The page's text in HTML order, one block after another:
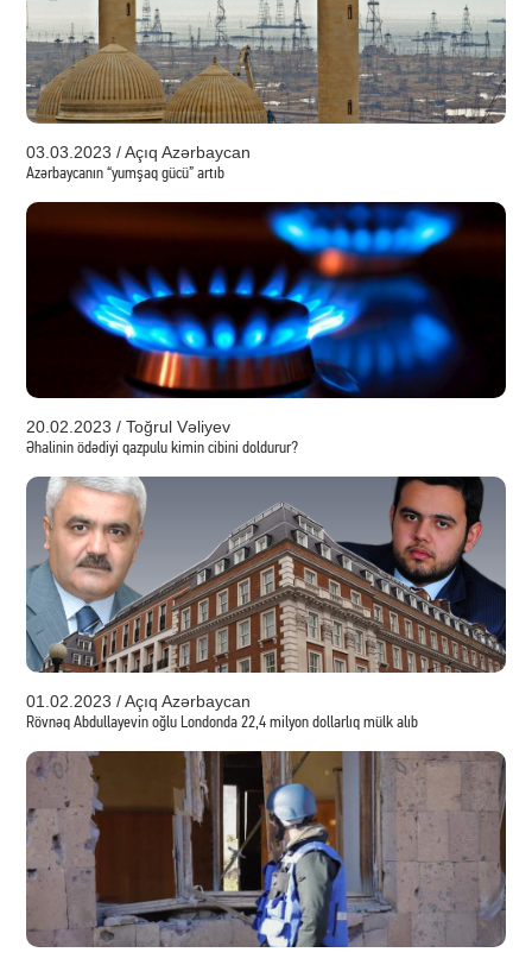
03.03.2023 / Açıq Azərbaycan
Azərbaycanın “yumşaq gücü” artıb
20.02.2023 / Toğrul Vəliyev
Əhalinin ödədiyi qazpulu kimin cibini doldurur?
01.02.2023 / Açıq Azərbaycan
Rövnəq Abdullayevin oğlu Londonda 22,4 milyon dollarlıq mülk alıb